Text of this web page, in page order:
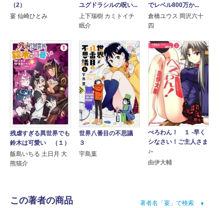
（2）
宴 仙崎ひとみ
ユグドラシルの呪い...
上下瑞樹 カミトイチ
眠介
でレベル800万か...
倉橋ユウス 岡沢六十
四
残虐すぎる異世界でも
鈴木は可愛い （１）
飯島いちる 土日月 大
熊猫介
世界八番目の不思議
３
宇島葉
ぺろわん！ １ ‐早く
シなさい！ご主人さま
♪‐
由伊大輔
この著者の商品 著者名「宴」で検索